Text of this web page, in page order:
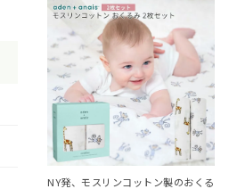
NY発、モスリンコットン製のおくる